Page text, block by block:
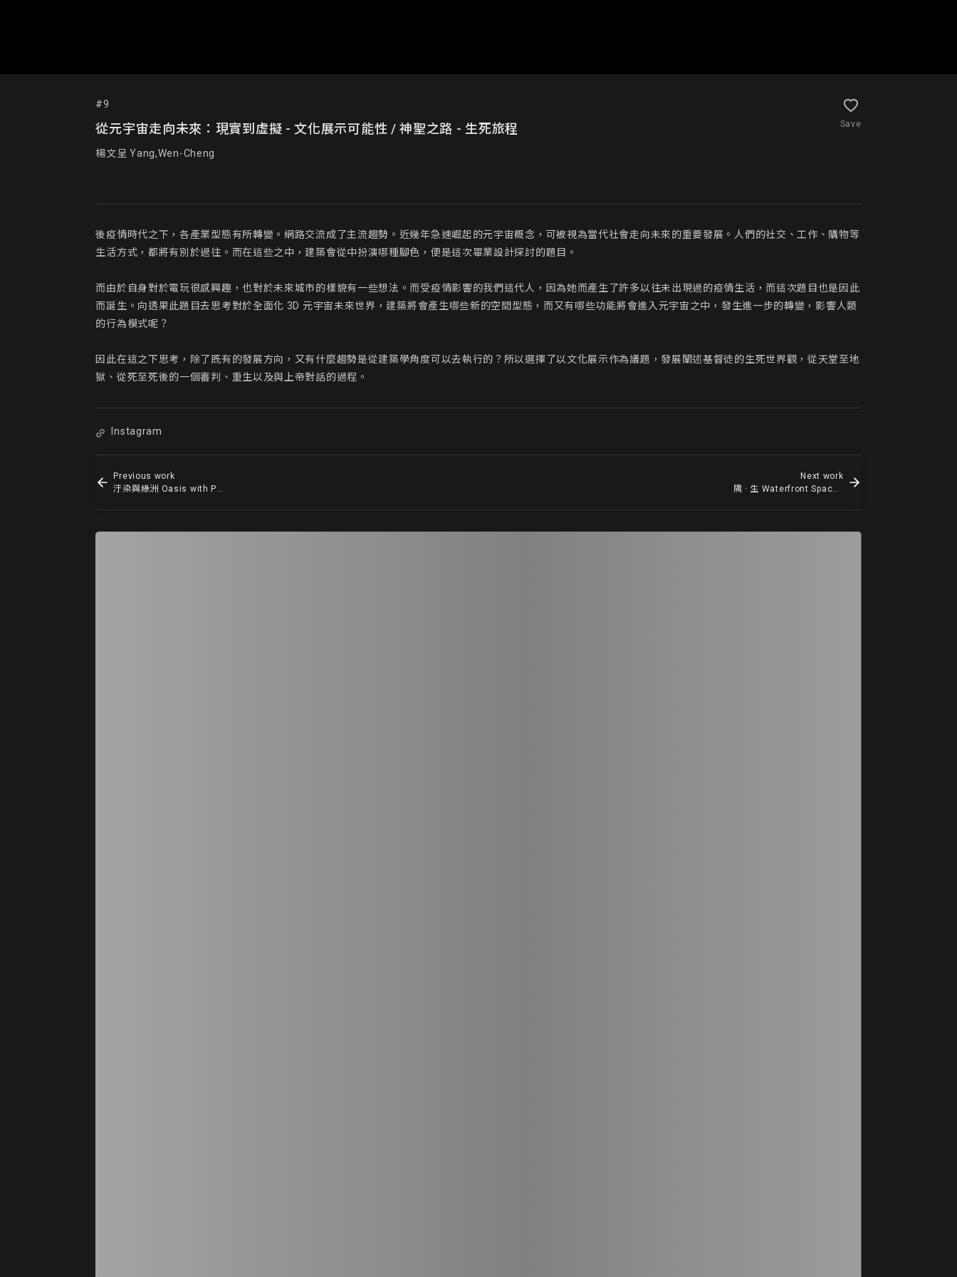
#9
從元宇宙走向未來：現實到虛擬 - 文化展示可能性 / 神聖之路 - 生死旅程
楊文呈 Yang,Wen-Cheng
Save
後疫情時代之下，各產業型態有所轉變。網路交流成了主流趨勢。近幾年急速崛起的元宇宙概念，可被視為當代社會走向未來的重要發展。人們的社交、工作、購物等
生活方式，都將有別於過往。而在這些之中，建築會從中扮演哪種腳色，便是這次畢業設計探討的題目。
而由於自身對於電玩很感興趣，也對於未來城市的樣貌有一些想法。而受疫情影響的我們這代人，因為她而產生了許多以往未出現過的疫情生活，而這次題目也是因此
而誕生。向透果此題目去思考對於全面化 3D 元宇宙未來世界，建築將會產生哪些新的空間型態，而又有哪些功能將會進入元宇宙之中，發生進一步的轉變，影響人類
的行為模式呢？
因此在這之下思考，除了既有的發展方向，又有什麼趨勢是從建築學角度可以去執行的？所以選擇了以文化展示作為議題，發展闡述基督徒的生死世界觀，從天堂至地
獄、從死至死後的一個審判、重生以及與上帝對話的過程。
Instagram
Previous work
汙染與綠洲 Oasis with Pollution
Next work
隅 · 生 Waterfront Space Design